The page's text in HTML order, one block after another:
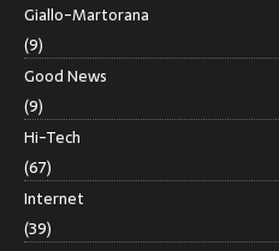
Giallo-Martorana
(9)
Good News
(9)
Hi-Tech
(67)
Internet
(39)